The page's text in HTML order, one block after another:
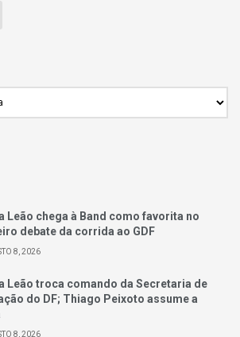
Leão chega à Band como favorita no
debate da corrida ao GDF
8, 2026
Leão troca comando da Secretaria de
do DF; Thiago Peixoto assume a
8, 2026